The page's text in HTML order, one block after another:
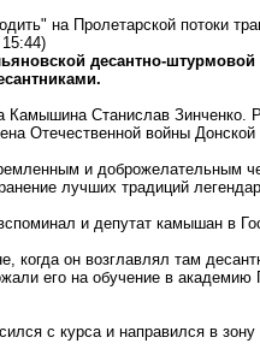
на Пролетарской потоки
десантно-
Камышина Станислав Зинченко.
Отечественной войны Донской
и доброжелательным
лучших традиций
и депутат камышан в
он возглавлял там
его на обучение в
с курса и направился в